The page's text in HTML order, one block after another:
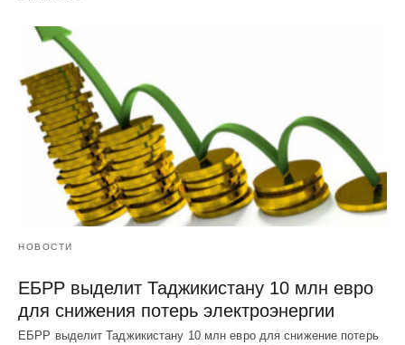
НОВОСТИ
ЕБРР выделит Таджикистану 10 млн евро
для снижения потерь электроэнергии
ЕБРР выделит Таджикистану 10 млн евро для снижение потерь